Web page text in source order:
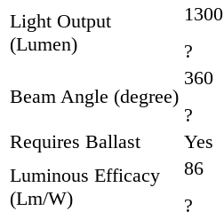
Light Output
(Lumen)
1300
?
Beam Angle (degree)
360
?
Requires Ballast
Yes
Luminous Efficacy
(Lm/W)
86
?